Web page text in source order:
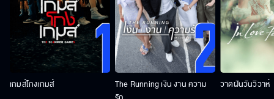
เกมส์โกงเกมส์
The Running เงิน งาน ความ
วาดฝันวันวิวาห์